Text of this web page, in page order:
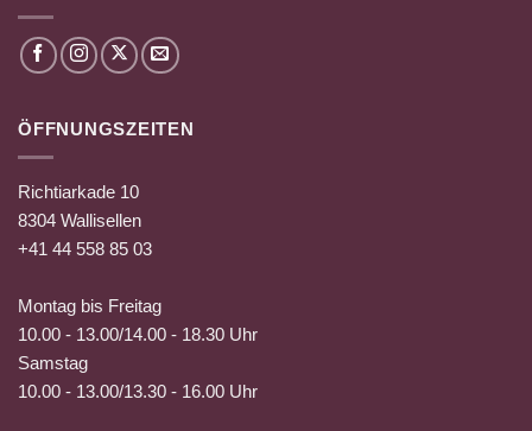
ÖFFNUNGSZEITEN
Richtiarkade 10
8304 Wallisellen
+41 44 558 85 03
Montag bis Freitag
10.00 - 13.00/14.00 - 18.30 Uhr
Samstag
10.00 - 13.00/13.30 - 16.00 Uhr